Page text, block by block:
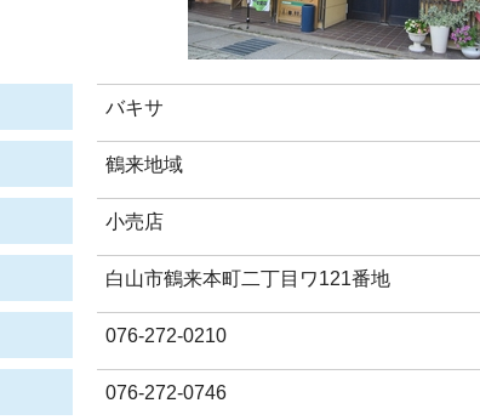
バキサ
鶴来地域
小売店
白山市鶴来本町二丁目ワ121番地
076-272-0210
076-272-0746